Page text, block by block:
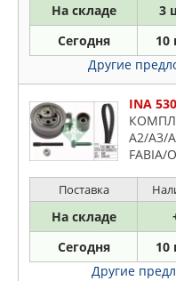
На складе 3
Сегодня 10
Другие
INA
A2/A3/
FABIA/
Поставка
На складе
Сегодня 10
Другие